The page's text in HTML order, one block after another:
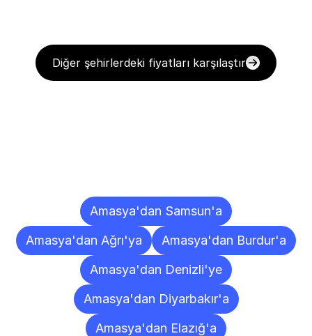
Diğer şehirlerdeki fiyatları karşılaştır
Amasya'dan Samsun'a
Amasya'dan Ağrı'ya
Amasya'dan Burdur'a
Amasya'dan Denizli'ye
Amasya'dan Diyarbakır'a
Amasya'dan Elazığ'a